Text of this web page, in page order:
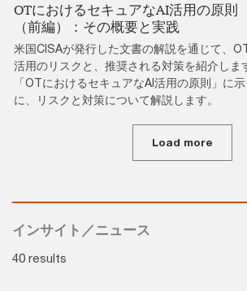
OTにおけるセキュアなAI活用の原則
（前編）：その概要と実践
米国CISAが発行した文書の解説を通じて、
活用のリスクと、推奨される対策を紹介しま
「OTにおけるセキュアなAI活用の原則」に
に、リスクと対策について解説します。
Load more
インサイト／ニュース
40 results